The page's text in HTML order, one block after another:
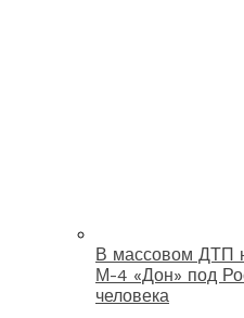
В массовом ДТП
М-4 «Дон» под
человека